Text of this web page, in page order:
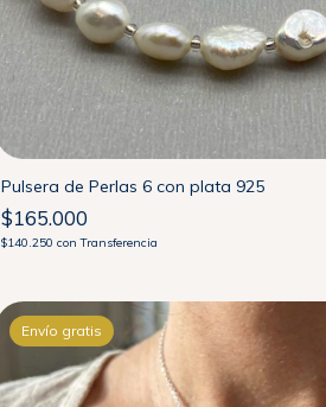
Pulsera de Perlas 6 con plata 925
$165.000
$140.250 con Transferencia
Envío gratis